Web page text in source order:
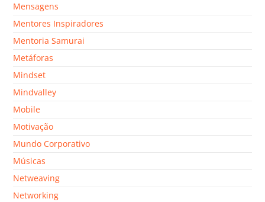
Mensagens
Mentores Inspiradores
Mentoria Samurai
Metáforas
Mindset
Mindvalley
Mobile
Motivação
Mundo Corporativo
Músicas
Netweaving
Networking